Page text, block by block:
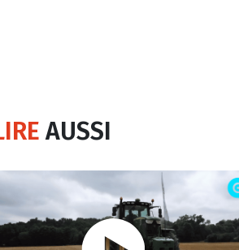
AUSSI